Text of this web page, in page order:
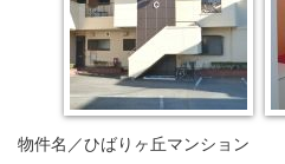
物件名／ひばりヶ丘マンション